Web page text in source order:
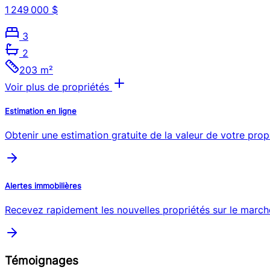
1 249 000 $
3
2
203 m²
Voir plus de propriétés
Estimation en ligne
Obtenir une estimation gratuite de la valeur de votre
Alertes immobilières
Recevez rapidement les nouvelles propriétés sur le
Témoignages